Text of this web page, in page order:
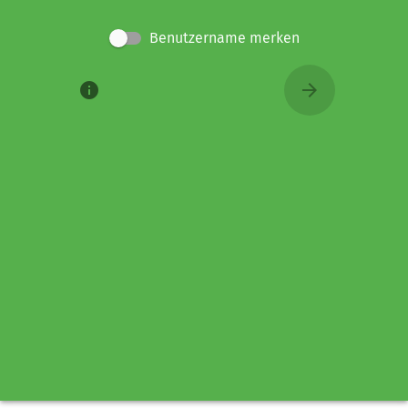
Benutzername merken
info arrow_forward